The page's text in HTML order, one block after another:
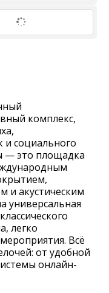
комплекс,
и социального
— это площадка
и акустическим
универсальная
легко
Всё
от удобной
онлайн-